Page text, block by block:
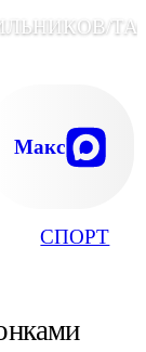
СПОРТ
Макс